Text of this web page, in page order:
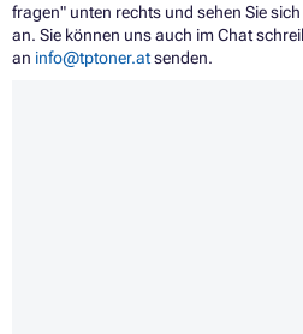
fragen" unten rechts und sehen Sie
an. Sie können uns auch im Chat
an info@tptoner.atsenden.